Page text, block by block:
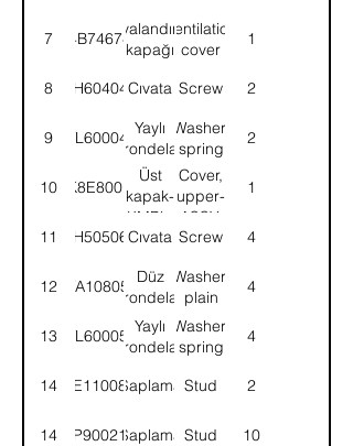
7 4B74674
Havalandırma
kapağı
Ventilation
cover
1
8 SH604041Cıvata Screw 2
9 WL600042
Yaylı
rondela
Washer,
spring
2
10 K8E8001
Üst
kapak-
KMPL.
Cover,
upper-
ASSY.
1
11 SH505061Cıvata Screw 4
12 WA108051
Düz
rondela
Washer,
plain
4
13 WL600052
Yaylı
rondela
Washer,
spring
4
14 TE110085Saplama Stud 2
14 9P900212Saplama Stud 10